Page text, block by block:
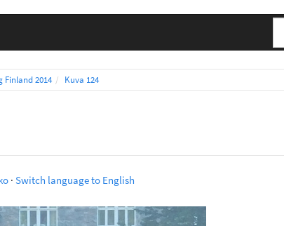
Finland 2014 Kuva 124
· Switch language to English